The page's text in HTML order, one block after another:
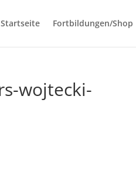
Startseite Fortbildungen/Shop
wojtecki-